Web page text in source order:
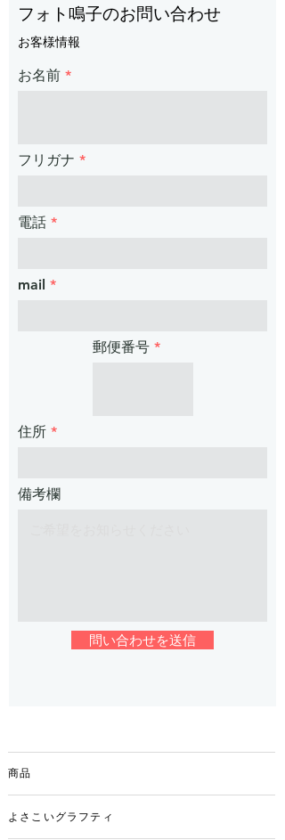
フォト鳴子のお問い合わせ
お客様情報
お名前
フリガナ
電話
mail
郵便番号
住所
備考欄
問い合わせを送信
商品
よさこいグラフティ